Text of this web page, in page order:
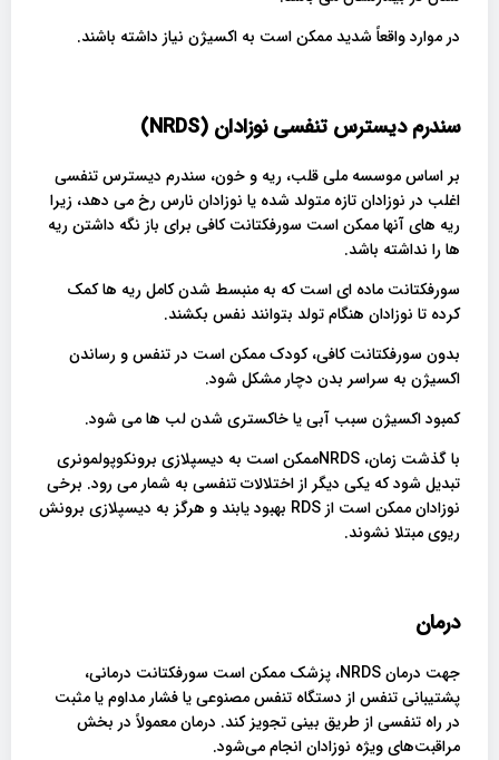
در موارد واقعاً شدید ممکن است به اکسیژن نیاز داشته باشند.
سندرم دیسترس تنفسی نوزادان (NRDS)
بر اساس موسسه ملی قلب، ریه و خون، سندرم دیسترس تنفسی
اغلب در نوزادان تازه متولد شده یا نوزادان نارس رخ می دهد، زیرا
ریه های آنها ممکن است سورفکتانت کافی برای باز نگه داشتن ریه
ها را نداشته باشد.
سورفکتانت ماده ای است که به منبسط شدن کامل ریه ها کمک
کرده تا نوزادان هنگام تولد بتوانند نفس بکشند.
بدون سورفکتانت کافی، کودک ممکن است در تنفس و رساندن
اکسیژن به سراسر بدن دچار مشکل شود.
کمبود اکسیژن سبب آبی یا خاکستری شدن لب ها می شود.
با گذشت زمان، NRDSممکن است به دیسپلازی برونکوپولمونری
تبدیل شود که یکی دیگر از اختلالات تنفسی به شمار می رود. برخی
نوزادان ممکن است از RDS بهبود یابند و هرگز به دیسپلازی برونش
ریوی مبتلا نشوند.
درمان
جهت درمان NRDS، پزشک ممکن است سورفکتانت درمانی،
پشتیبانی تنفس از دستگاه تنفس مصنوعی یا فشار مداوم یا مثبت
در راه تنفسی از طریق بینی تجویز کند. درمان معمولاً در بخش
مراقبت‌های ویژه نوزادان انجام می‌شود.